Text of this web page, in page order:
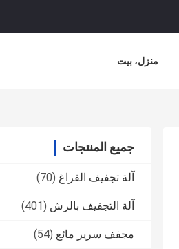
منزل، بيت
جميع المنتجات
آلة تجفيف الفراغ (70)
آلة التجفيف بالرش (401)
مجفف سرير مائع (54)